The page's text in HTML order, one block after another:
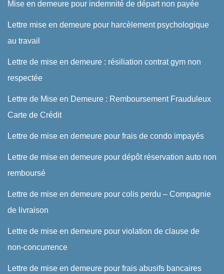
Mise en demeure pour indemnité de départ non payée
Lettre mise en demeure pour harcèlement psychologique
au travail
Lettre de mise en demeure : résiliation contrat gym non
respectée
Lettre de Mise en Demeure : Remboursement Frauduleux
Carte de Crédit
Lettre de mise en demeure pour frais de condo impayés
Lettre de mise en demeure pour dépôt réservation auto non
remboursé
Lettre de mise en demeure pour colis perdu – Compagnie
de livraison
Lettre de mise en demeure pour violation de clause de
non-concurrence
Lettre de mise en demeure pour frais abusifs bancaires